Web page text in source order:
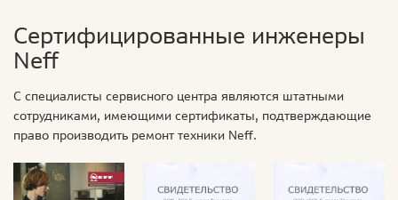
Сертифицированные инженеры
Neff
С специалисты сервисного центра являются штатными
сотрудниками, имеющими сертификаты, подтверждающие
право производить ремонт техники Neff.